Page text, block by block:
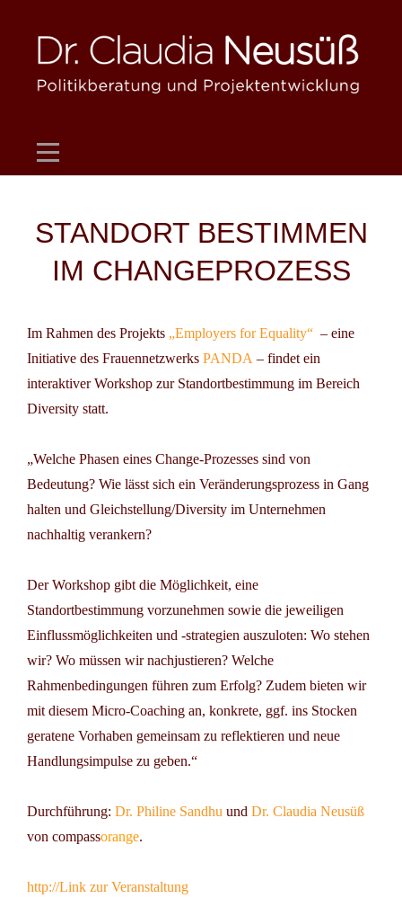
content
STANDORT BESTIMMEN
IM CHANGEPROZESS
Im Rahmen des Projekts „Employers for Equality“ – eine
Initiative des Frauennetzwerks PANDA – findet ein
interaktiver Workshop zur Standortbestimmung im Bereich
Diversity statt.
„Welche Phasen eines Change-Prozesses sind von
Bedeutung? Wie lässt sich ein Veränderungsprozess in Gang
halten und Gleichstellung/Diversity im Unternehmen
nachhaltig verankern?
Der Workshop gibt die Möglichkeit, eine
Standortbestimmung vorzunehmen sowie die jeweiligen
Einflussmöglichkeiten und -strategien auszuloten: Wo stehen
wir? Wo müssen wir nachjustieren? Welche
Rahmenbedingungen führen zum Erfolg? Zudem bieten wir
mit diesem Micro-Coaching an, konkrete, ggf. ins Stocken
geratene Vorhaben gemeinsam zu reflektieren und neue
Handlungsimpulse zu geben.“
Durchführung: Dr. Philine Sandhu und Dr. Claudia Neusüß
von compassorange.
http://Link zur Veranstaltung
Beitragsnavigation